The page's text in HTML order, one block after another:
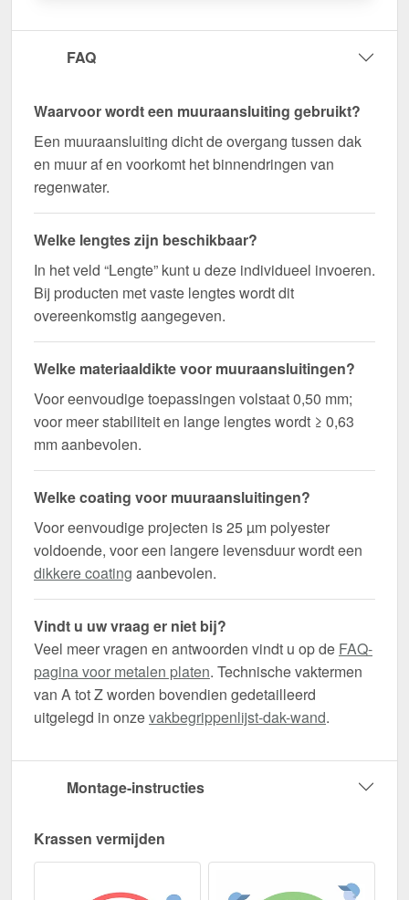
nu en profiteer van een snelle levering!
Wegens maatwerk / customisatie van herroepingsrecht uitgezonderd
FAQ
Waarvoor wordt een muuraansluiting gebruikt?
Een muuraansluiting dicht de overgang tussen dak
en muur af en voorkomt het binnendringen van
regenwater.
Welke lengtes zijn beschikbaar?
In het veld “Lengte” kunt u deze individueel invoeren.
Bij producten met vaste lengtes wordt dit
overeenkomstig aangegeven.
Welke materiaaldikte voor muuraansluitingen?
Voor eenvoudige toepassingen volstaat 0,50 mm;
voor meer stabiliteit en lange lengtes wordt ≥ 0,63
mm aanbevolen.
Welke coating voor muuraansluitingen?
Voor eenvoudige projecten is 25 µm polyester
voldoende, voor een langere levensduur wordt een
dikkere coating aanbevolen.
Vindt u uw vraag er niet bij?
Veel meer vragen en antwoorden vindt u op de FAQ-
pagina voor metalen platen. Technische vaktermen
van A tot Z worden bovendien gedetailleerd
uitgelegd in onzevakbegrippenlijst-dak-wand.
Montage-instructies
Krassen vermijden